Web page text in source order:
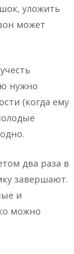
уложить
может
нужно
(когда ему
два раза в
завершают.
и
можно